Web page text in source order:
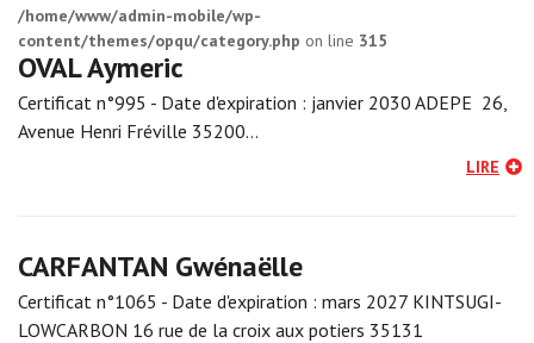
/home/www/admin-mobile/wp-
content/themes/opqu/category.php on line 315
OVAL Aymeric
Certificat n°995 - Date d'expiration : janvier 2030 ADEPE 26,
Avenue Henri Fréville 35200…
LIRE
CARFANTAN Gwénaëlle
Certificat n°1065 - Date d'expiration : mars 2027 KINTSUGI-
LOWCARBON 16 rue de la croix aux potiers 35131